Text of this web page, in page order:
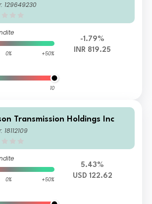
129649230
0% +50%
10
-1.79%
INR 819.25
Transmission Holdings Inc
18112109
0% +50%
5.43%
USD 122.62